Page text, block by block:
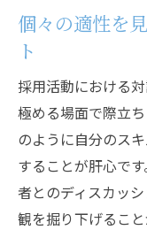
個々の適性を
ト
採用活動における
極める場面で際立
のように自分のス
することが肝心で
者とのディスカッ
観を掘り下げるこ